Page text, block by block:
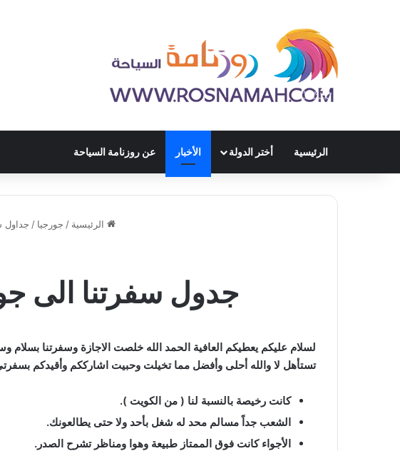
الرئيسية أختر الدولة الأخبار عن روزنامة السياحة
الرئيسية / جورجيا / جداول
جدول سفرتنا الى
لسلام عليكم يعطيكم العافية الحمد الله خلصت الاجازة وسفرتنا
تستأهل لا والله أحلى وأفضل مما تخيلت وحبيت اشارككم وأقيدكم
كانت رخيصة بالنسبة لنا ( من الكويت ).
الشعب جداً مسالم محد له شغل بأحد ولا حتى يطالعونك.
الأجواء كانت فوق الممتاز طبيعة وهوا ومناظر تشرح الصدر.